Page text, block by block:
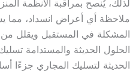
لذلك، يُنصح بمراقبة الأنظمة
ملاحظة أي أعراض انسداد، مما
المشكلة في المستقبل ويقلل من
الحلول الحديثة والمستدامة
الحديثة لتسليك المجاري جزءًا